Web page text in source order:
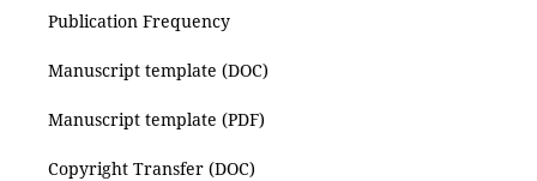
Publication Frequency
Manuscript template (DOC)
Manuscript template (PDF)
Copyright Transfer (DOC)